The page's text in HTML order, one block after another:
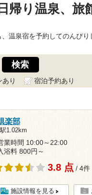
帰り温泉、旅
温泉宿を予約してのんびり
あり 宿泊予約あり
楽部
1.02km
業時間 10:00～22:00
浴料 800円～
3.8 点 / 4件
施設情報を見る